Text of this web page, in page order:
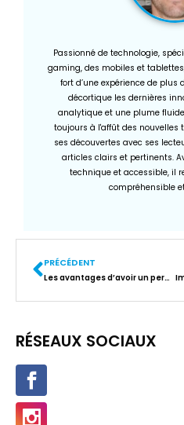
Passionné de technologie,
gaming, des mobiles et
fort d’une expérience de plus
décortique les dernières
analytique et une plume
toujours à l'affût des
ses découvertes avec ses
articles clairs et pertinents.
technique et accessible, il
compréhensible
PRÉCÉDENT
Les avantages d’avoir un permis bateau à Paris pour vos loisirs et déplacements
RÉSEAUX SOCIAUX